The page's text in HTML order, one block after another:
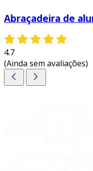
Abraçadeira de
4.7
(Ainda sem avaliações)